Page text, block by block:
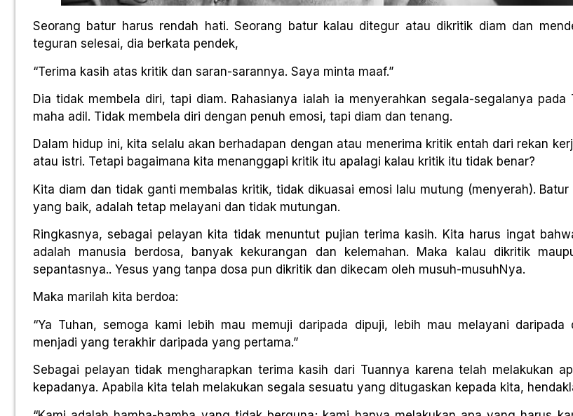
Seorang batur harus rendah hati. Seorang batur kalau ditegur atau dikritik diam dan
teguran selesai, dia berkata pendek,
“Terima kasih atas kritik dan saran-sarannya. Saya minta maaf.”
Dia tidak membela diri, tapi diam. Rahasianya ialah ia menyerahkan segala-segalanya pada
maha adil. Tidak membela diri dengan penuh emosi, tapi diam dan tenang.
Dalam hidup ini, kita selalu akan berhadapan dengan atau menerima kritik entah dari rekan
atau istri. Tetapi bagaimana kita menanggapi kritik itu apalagi kalau kritik itu tidak benar?
Kita diam dan tidak ganti membalas kritik, tidak dikuasai emosi lalu mutung (menyerah).
yang baik, adalah tetap melayani dan tidak mutungan.
Ringkasnya, sebagai pelayan kita tidak menuntut pujian terima kasih. Kita harus ingat
adalah manusia berdosa, banyak kekurangan dan kelemahan. Maka kalau dikritik
sepantasnya.. Yesus yang tanpa dosa pun dikritik dan dikecam oleh musuh-musuhNya.
Maka marilah kita berdoa:
“Ya Tuhan, semoga kami lebih mau memuji daripada dipuji, lebih mau melayani daripada
menjadi yang terakhir daripada yang pertama.”
Sebagai pelayan tidak mengharapkan terima kasih dari Tuannya karena telah melakukan
kepadanya. Apabila kita telah melakukan segala sesuatu yang ditugaskan kepada kita,